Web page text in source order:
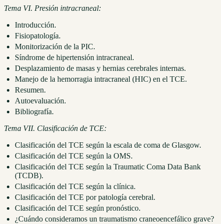
Tema VI. Presión intracraneal:
Introducción.
Fisiopatología.
Monitorización de la PIC.
Síndrome de hipertensión intracraneal.
Desplazamiento de masas y hernias cerebrales internas.
Manejo de la hemorragia intracraneal (HIC) en el TCE.
Resumen.
Autoevaluación.
Bibliografía.
Tema VII. Clasificación de TCE:
Clasificación del TCE según la escala de coma de Glasgow.
Clasificación del TCE según la OMS.
Clasificación del TCE según la Traumatic Coma Data Bank
(TCDB).
Clasificación del TCE según la clínica.
Clasificación del TCE por patología cerebral.
Clasificación del TCE según pronóstico.
¿Cuándo consideramos un traumatismo craneoencefálico grave?